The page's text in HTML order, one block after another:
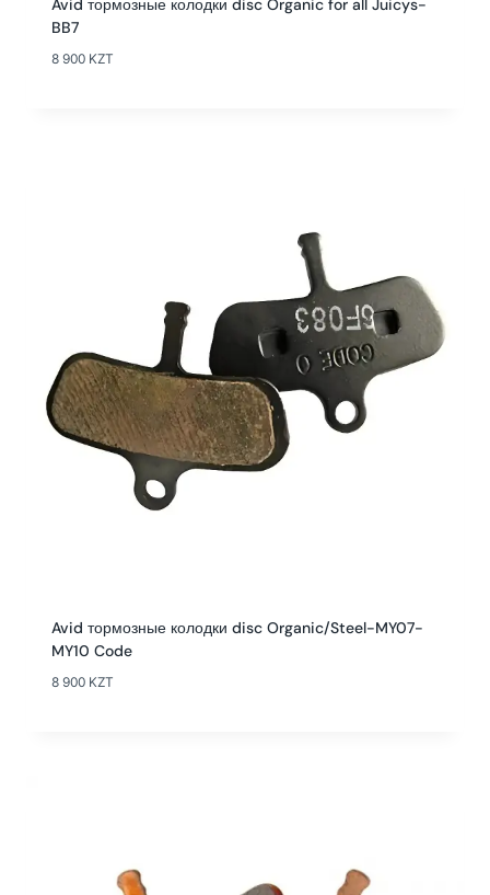
Avid тормозные колодки disc Organic for all Juicys-
BB7
8 900 KZT
Avid тормозные колодки disc Organic/Steel-MY07-
MY10 Code
8 900 KZT